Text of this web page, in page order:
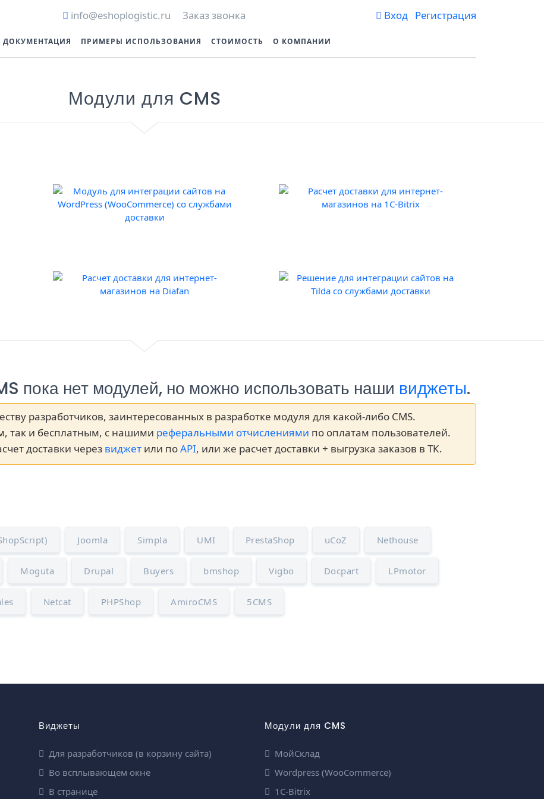
info@eshoplogistic.ru Заказ звонка Вход Регистрация
ДОКУМЕНТАЦИЯ ПРИМЕРЫ ИСПОЛЬЗОВАНИЯ СТОИМОСТЬ О КОМПАНИИ
Модули для CMS
пока нет модулей, но можно использовать наши виджеты.
разработчиков, заинтересованных в разработке модуля для какой-либо CMS.
так и бесплатным, с нашими реферальными отчислениями по оплатам пользователей.
доставки через виджет или поAPI, или же расчет доставки + выгрузка заказов в ТК.
Joomla Simpla UMI PrestaShop uCoZ Nethouse
Moguta Drupal Buyers bmshop Vigbo Docpart LPmotor
Netcat PHPShop AmiroCMS 5CMS
Виджеты
Для разработчиков (в корзину сайта)
Во всплывающем окне
В странице
Модули для CMS
МойСклад
Wordpress (WooCommerce)
1С-Bitrix